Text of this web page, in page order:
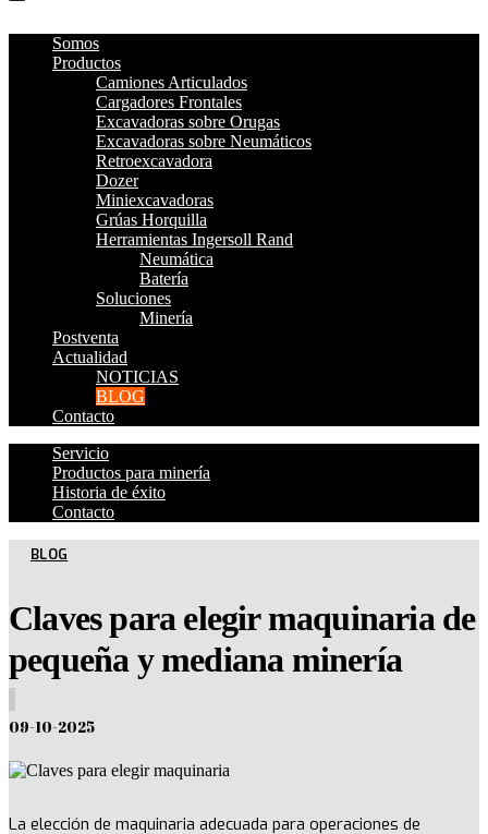
Somos
Productos
Camiones Articulados
Cargadores Frontales
Excavadoras sobre Orugas
Excavadoras sobre Neumáticos
Retroexcavadora
Dozer
Miniexcavadoras
Grúas Horquilla
Herramientas Ingersoll Rand
Neumática
Batería
Soluciones
Minería
Postventa
Actualidad
NOTICIAS
BLOG
Contacto
Servicio
Productos para minería
Historia de éxito
Contacto
BLOG
Claves para elegir maquinaria de
pequeña y mediana minería
09-10-2025
La elección de maquinaria adecuada para operaciones de